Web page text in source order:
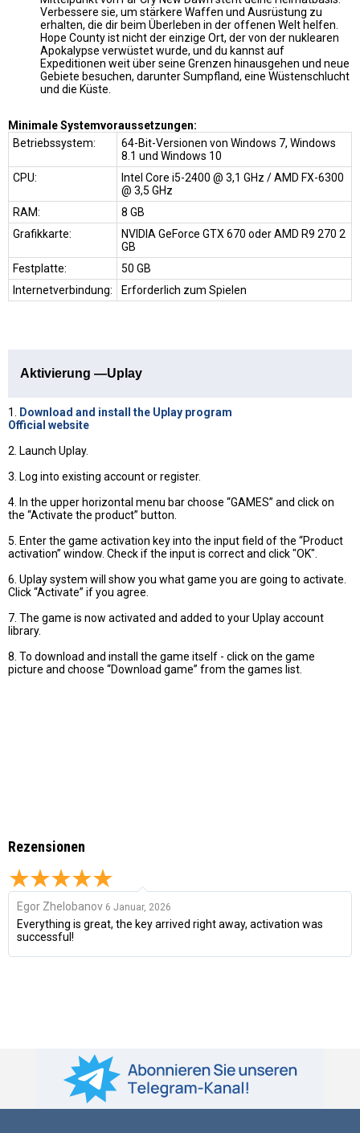
Verbessere sie, um stärkere Waffen und Ausrüstung zu
erhalten, die dir beim Überleben in der offenen Welt helfen.
Hope County ist nicht der einzige Ort, der von der nuklearen
Apokalypse verwüstet wurde, und du kannst auf
Expeditionen weit über seine Grenzen hinausgehen und neue
Gebiete besuchen, darunter Sumpfland, eine Wüstenschlucht
und die Küste.
Minimale Systemvoraussetzungen:
Betriebssystem:
64-Bit-Versionen von Windows 7, Windows
8.1 und Windows 10
CPU:
Intel Core i5-2400 @ 3,1 GHz / AMD FX-6300
@ 3,5 GHz
RAM:
8 GB
Grafikkarte:
NVIDIA GeForce GTX 670 oder AMD R9 270 2
GB
Festplatte:
50 GB
Internetverbindung:
Erforderlich zum Spielen
Aktivierung —Uplay
1.
Download and install the Uplay program
Official website
2. Launch Uplay.
3. Log into existing account or register.
4. In the upper horizontal menu bar choose “GAMES” and click on
the “Activate the product” button.
5. Enter the game activation key into the input field of the “Product
activation” window. Check if the input is correct and click "OK".
6. Uplay system will show you what game you are going to activate.
Click “Activate” if you agree.
7. The game is now activated and added to your Uplay account
library.
8. To download and install the game itself - click on the game
picture and choose “Download game” from the games list.
Rezensionen
Egor Zhelobanov 6 Januar, 2026
Everything is great, the key arrived right away, activation was
successful!